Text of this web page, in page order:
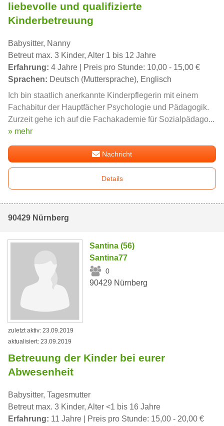
liebevolle und qualifizierte
Kinderbetreuung
Babysitter, Nanny
Betreut max. 3 Kinder, Alter 1 bis 12 Jahre
Erfahrung: 4 Jahre | Preis pro Stunde: 10,00 - 15,00 €
Sprachen: Deutsch (Muttersprache), Englisch
Ich bin staatlich anerkannte Kinderpflegerin mit einem
Fachabitur der Hauptfächer Psychologie und Pädagogik.
Zurzeit gehe ich auf die Fachakademie für Sozialpädago...
» mehr
Nachricht
Details
90429 Nürnberg
Santina (56)
Santina77
0
90429 Nürnberg
zuletzt aktiv: 23.09.2019
aktualisiert: 23.09.2019
Betreuung der Kinder bei eurer
Abwesenheit
Babysitter, Tagesmutter
Betreut max. 3 Kinder, Alter <1 bis 16 Jahre
Erfahrung: 11 Jahre | Preis pro Stunde: 15,00 - 20,00 €